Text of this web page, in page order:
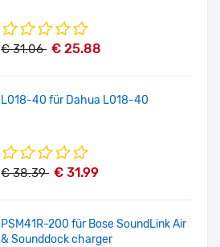
€ 31.06 € 25.88
L018-40 für Dahua L018-40
€ 38.39 € 31.99
PSM41R-200 für Bose SoundLink Air
& Sounddock charger